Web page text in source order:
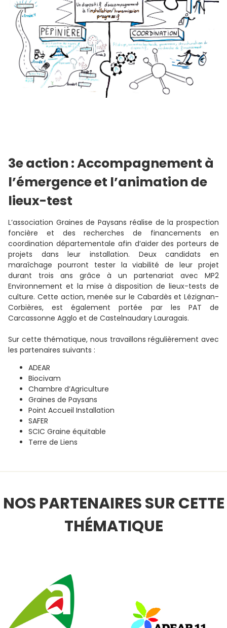
3e action : Accompagnement à
l’émergence et l’animation de
lieux-test
L’association Graines de Paysans réalise de la prospection
foncière et des recherches de financements en
coordination départementale afin d’aider des porteurs de
projets dans leur installation. Deux candidats en
maraîchage pourront tester la viabilité de leur projet
durant trois ans grâce à un partenariat avec MP2
Environnement et la mise à disposition de lieux-tests de
culture. Cette action, menée sur le Cabardès et Lézignan-
Corbières, est également portée par les PAT de
Carcassonne Agglo et de Castelnaudary Lauragais.
Sur cette thématique, nous travaillons régulièrement avec
les partenaires suivants :
ADEAR
Biocivam
Chambre d’Agriculture
Graines de Paysans
Point Accueil Installation
SAFER
SCIC Graine équitable
Terre de Liens
NOS PARTENAIRES SUR CETTE
THÉMATIQUE